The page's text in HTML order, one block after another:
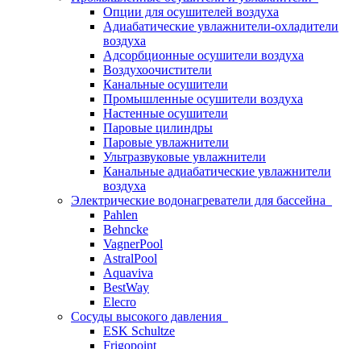
Опции для осушителей воздуха
Адиабатические увлажнители-охладители
воздуха
Адсорбционные осушители воздуха
Воздухоочистители
Канальные осушители
Промышленные осушители воздуха
Настенные осушители
Паровые цилиндры
Паровые увлажнители
Ультразвуковые увлажнители
Канальные адиабатические увлажнители
воздуха
Электрические водонагреватели для бассейна
Pahlen
Behncke
VagnerPool
AstralPool
Aquaviva
BestWay
Elecro
Сосуды высокого давления
ESK Schultze
Frigopoint